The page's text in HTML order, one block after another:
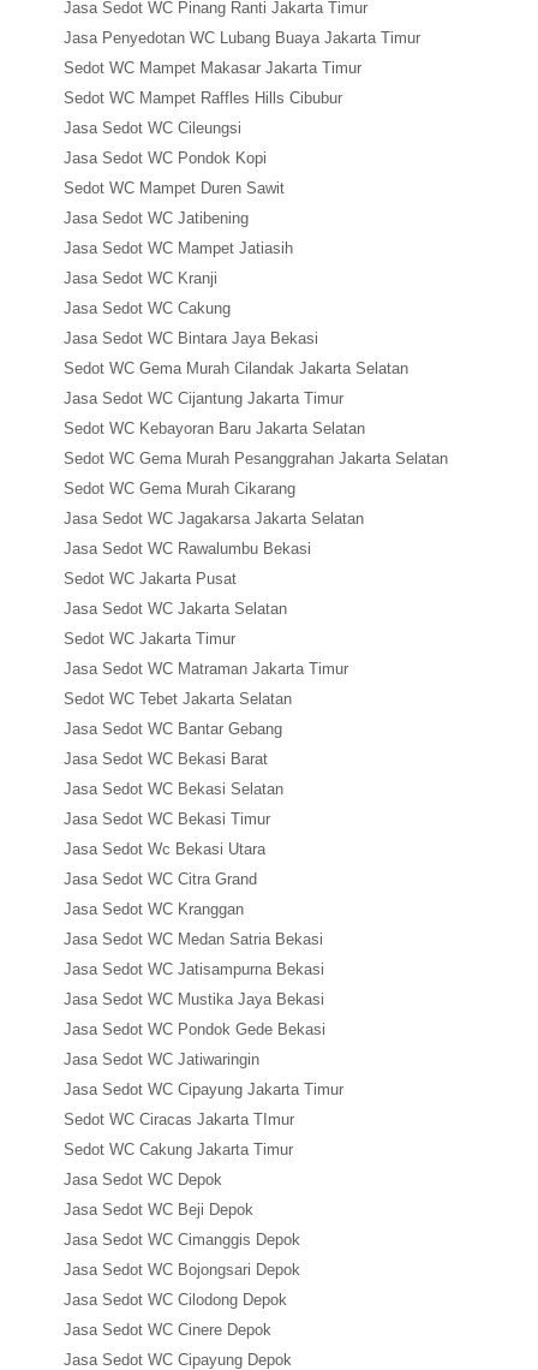
Jasa Sedot WC Pinang Ranti Jakarta Timur
Jasa Penyedotan WC Lubang Buaya Jakarta Timur
Sedot WC Mampet Makasar Jakarta Timur
Sedot WC Mampet Raffles Hills Cibubur
Jasa Sedot WC Cileungsi
Jasa Sedot WC Pondok Kopi
Sedot WC Mampet Duren Sawit
Jasa Sedot WC Jatibening
Jasa Sedot WC Mampet Jatiasih
Jasa Sedot WC Kranji
Jasa Sedot WC Cakung
Jasa Sedot WC Bintara Jaya Bekasi
Sedot WC Gema Murah Cilandak Jakarta Selatan
Jasa Sedot WC Cijantung Jakarta Timur
Sedot WC Kebayoran Baru Jakarta Selatan
Sedot WC Gema Murah Pesanggrahan Jakarta Selatan
Sedot WC Gema Murah Cikarang
Jasa Sedot WC Jagakarsa Jakarta Selatan
Jasa Sedot WC Rawalumbu Bekasi
Sedot WC Jakarta Pusat
Jasa Sedot WC Jakarta Selatan
Sedot WC Jakarta Timur
Jasa Sedot WC Matraman Jakarta Timur
Sedot WC Tebet Jakarta Selatan
Jasa Sedot WC Bantar Gebang
Jasa Sedot WC Bekasi Barat
Jasa Sedot WC Bekasi Selatan
Jasa Sedot WC Bekasi Timur
Jasa Sedot Wc Bekasi Utara
Jasa Sedot WC Citra Grand
Jasa Sedot WC Kranggan
Jasa Sedot WC Medan Satria Bekasi
Jasa Sedot WC Jatisampurna Bekasi
Jasa Sedot WC Mustika Jaya Bekasi
Jasa Sedot WC Pondok Gede Bekasi
Jasa Sedot WC Jatiwaringin
Jasa Sedot WC Cipayung Jakarta Timur
Sedot WC Ciracas Jakarta TImur
Sedot WC Cakung Jakarta Timur
Jasa Sedot WC Depok
Jasa Sedot WC Beji Depok
Jasa Sedot WC Cimanggis Depok
Jasa Sedot WC Bojongsari Depok
Jasa Sedot WC Cilodong Depok
Jasa Sedot WC Cinere Depok
Jasa Sedot WC Cipayung Depok